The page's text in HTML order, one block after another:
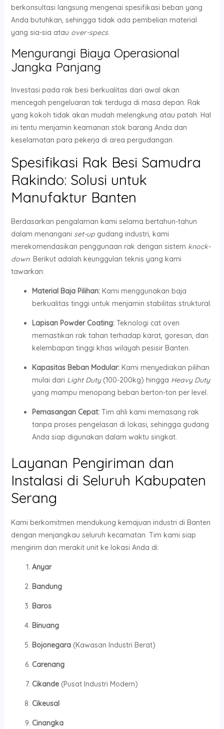
berkonsultasi langsung mengenai spesifikasi beban yang
Anda butuhkan, sehingga tidak ada pembelian material
yang sia-sia atau over-specs.
Mengurangi Biaya Operasional
Jangka Panjang
Investasi pada rak besi berkualitas dari awal akan
mencegah pengeluaran tak terduga di masa depan. Rak
yang kokoh tidak akan mudah melengkung atau patah. Hal
ini tentu menjamin keamanan stok barang Anda dan
keselamatan para pekerja di area pergudangan.
Spesifikasi Rak Besi Samudra
Rakindo: Solusi untuk
Manufaktur Banten
Berdasarkan pengalaman kami selama bertahun-tahun
dalam menangani set-upgudang industri, kami
merekomendasikan penggunaan rak dengan sistem knock-
down. Berikut adalah keunggulan teknis yang kami
tawarkan:
Material Baja Pilihan:Kami menggunakan baja
berkualitas tinggi untuk menjamin stabilitas struktural.
Lapisan Powder Coating:Teknologi cat oven
memastikan rak tahan terhadap karat, goresan, dan
kelembapan tinggi khas wilayah pesisir Banten.
Kapasitas Beban Modular:Kami menyediakan pilihan
mulai dari Light Duty(100-200kg) hingga Heavy Duty
yang mampu menopang beban berton-ton per level.
Pemasangan Cepat:Tim ahli kami memasang rak
tanpa proses pengelasan di lokasi, sehingga gudang
Anda siap digunakan dalam waktu singkat.
Layanan Pengiriman dan
Instalasi di Seluruh Kabupaten
Serang
Kami berkomitmen mendukung kemajuan industri di Banten
dengan menjangkau seluruh kecamatan. Tim kami siap
mengirim dan merakit unit ke lokasi Anda di:
Anyar
Bandung
Baros
Binuang
Bojonegara(Kawasan Industri Berat)
Carenang
Cikande(Pusat Industri Modern)
Cikeusal
Cinangka